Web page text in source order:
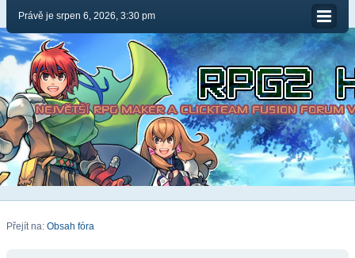
Právě je srpen 6, 2026, 3:30 pm
Přejít na: Obsah fóra